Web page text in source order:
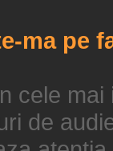
ma pe
cele
de